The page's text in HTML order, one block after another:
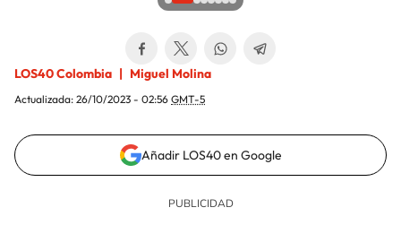
LOS40 Colombia Miguel Molina
Actualizada: 26/10/2023 - 02:56 GMT-5
Añadir LOS40 en Google